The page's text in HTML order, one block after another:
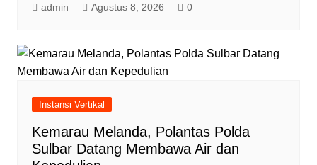
admin Agustus 8, 2026 0
Instansi Vertikal
Kemarau Melanda, Polantas Polda
Sulbar Datang Membawa Air dan